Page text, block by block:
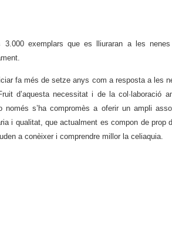
3.000 exemplars que es lliuraran a les
fa més de setze anys com a resposta a les
d’aquesta necessitat i de la col·laboració
s’ha compromès a oferir un ampli
i qualitat, que actualment es compon de prop
a conèixer i comprendre millor la celiaquia.